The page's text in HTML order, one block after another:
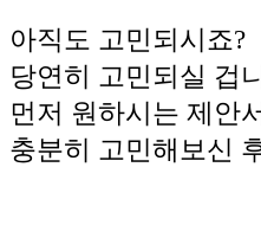
아직도 고민되시죠?
당연히 고민되실 겁
먼저 원하시는 제안
충분히 고민해보신